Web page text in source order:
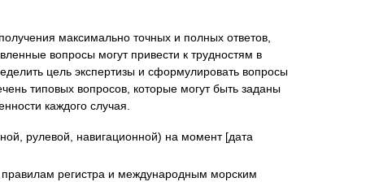
максимально точных и полных ответов,
вопросы могут привести к трудностям в
цель экспертизы и сформулировать вопросы
типовых вопросов, которые могут быть заданы
каждого случая.
рулевой, навигационной) на момент [дата
правилам регистра и международным морским